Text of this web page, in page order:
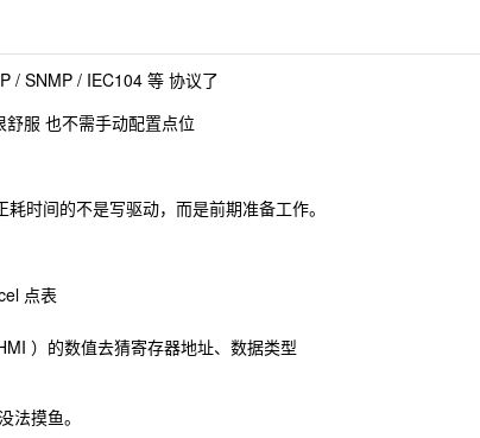
/ SNMP / IEC104 等 协议了
服 也不需手动配置点位
时间的不是写驱动，而是前期准备工作。
点表
）的数值去猜寄存器地址、数据类型
摸鱼。